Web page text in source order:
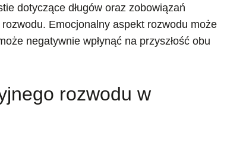
dotyczące długów oraz zobowiązań
Emocjonalny aspekt rozwodu może
negatywnie wpłynąć na przyszłość obu
rozwodu w